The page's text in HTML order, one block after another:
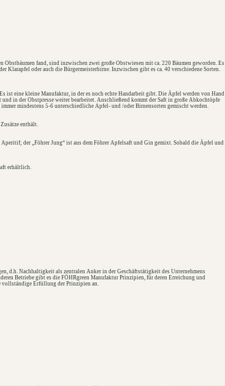
fand, sind inzwischen zwei große Obstwiesen mit ca. 220 Bäumen geworden. Es
oder auch die Bürgermeisterbirne. Inzwischen gibt es ca. 40 verschiedene Sorten.
ist eine kleine Manufaktur, in der es noch echte Handarbeit gibt. Die Äpfel werden von Hand
in der Obstpresse weiter bearbeitet. Anschließend kommt der Saft in große Abkochtöpfe
mindestens 5-6 unterschiedliche Apfel- und /oder Birnensorten gemischt werden.
enthält.
der „Föhrer Jung“ ist aus dem Föhrer Apfelsaft und Gin gemixt. Sobald die Äpfel und
erhältlich.
d.h. Nachhaltigkeit als zentralen Anker in der Geschäftstätigkeit des Unternehmens
Betriebe gibt es die FÖHRgreenManufaktur Prinzipien, für deren Erreichung und
Erfüllung der Prinzipien an.